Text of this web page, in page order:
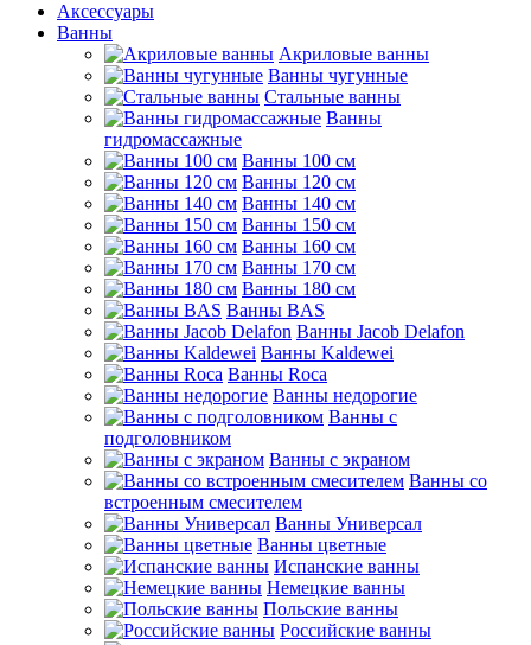
Аксессуары
Ванны
Акриловые ванны
Ванны чугунные
Стальные ванны
Ванны
гидромассажные
Ванны 100 см
Ванны 120 см
Ванны 140 см
Ванны 150 см
Ванны 160 см
Ванны 170 см
Ванны 180 см
Ванны BAS
Ванны Jacob Delafon
Ванны Kaldewei
Ванны Roca
Ванны недорогие
Ванны с
подголовником
Ванны с экраном
Ванны со
встроенным смесителем
Ванны Универсал
Ванны цветные
Испанские ванны
Немецкие ванны
Польские ванны
Российские ванны